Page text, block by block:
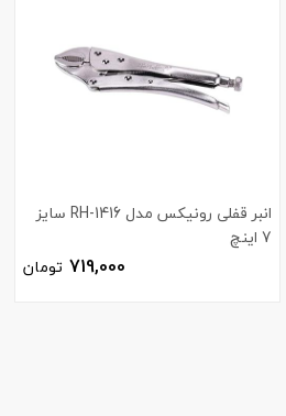
انبر قفلی رونیکس مدل RH-1416 سایز
7 اینچ
719,000 تومان